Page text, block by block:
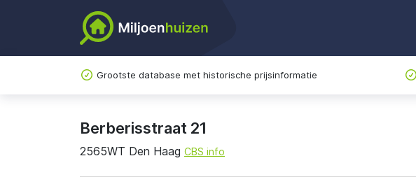
Grootste database met historische prijsinformatie
Berberisstraat 21
2565WT Den Haag CBS info